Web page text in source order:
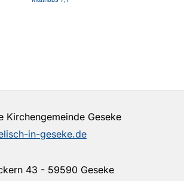
Kirchengemeinde Geseke
in-geseke.de
43 - 59590 Geseke